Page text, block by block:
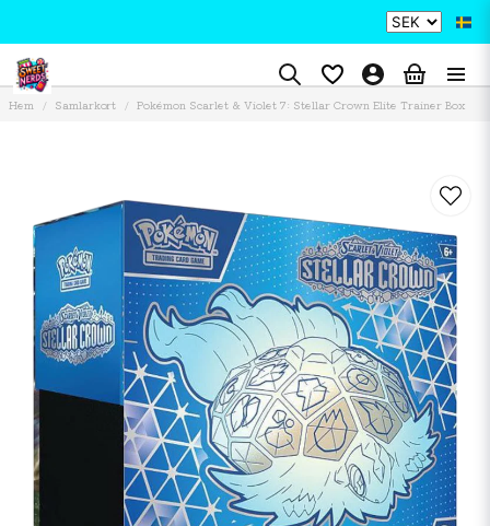
Hem Samlarkort Pokémon Scarlet & Violet 7: Stellar Crown Elite Trainer Box